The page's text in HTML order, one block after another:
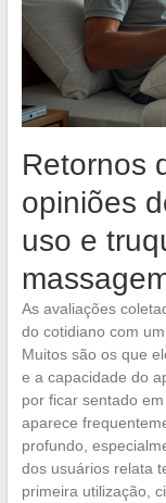
Retornos
opiniões
uso e
As avaliações
do cotidiano com
Muitos são os que
e a capacidade do
por ficar sentado
aparece
profundo,
dos usuários relata
primeira utilização,